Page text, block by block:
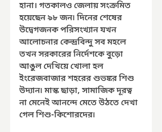
হানা। গতকালও জেলায় সংক্রমিত
হয়েছেন ৯৮ জন৷ দিনের শেষের
উদ্বেগজনক পরিসংখ্যান যখন
আলোচনার কেন্দ্রবিন্দু সব মহলে
তখন সরকারের নির্দেশকে বুড়ো
আঙুল দেখিয়ে খোলা হল
ইংরেজবাজার শহরের শুভঙ্কর শিশু
উদ্যান৷ মাস্ক ছাড়া, সামাজিক দূরত্ব
না মেনেই আনন্দে মেতে উঠতে দেখা
গেল শিশু-কিশোরদের৷